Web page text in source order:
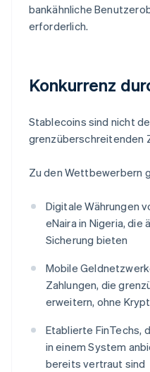
bankähnliche
erforderlich.
Konkurrenz
Stablecoins sind nicht
grenzüberschreitenden
Zu den Wettbewerbern
Digitale Währungen
eNaira in Nigeria,
Sicherung bieten
Mobile
Zahlungen, die
erweitern, ohne
Etablierte FinTechs,
in einem System
bereits vertraut sind